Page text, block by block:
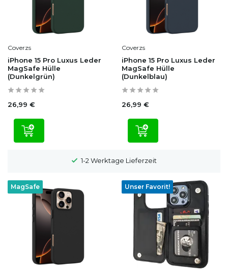
Coverzs
iPhone 15 Pro Luxus Leder
MagSafe Hülle
(Dunkelgrün)
26,99 €
Coverzs
iPhone 15 Pro Luxus Leder
MagSafe Hülle
(Dunkelblau)
26,99 €
100 Tage Widerrufsrecht
MagSafe Unser Favorit!